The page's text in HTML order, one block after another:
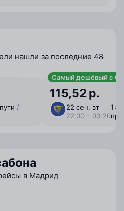
нашли за последние 48
/
Самый дешёвый с
115,52 р.
22 сен, вт
22:00 – 00:20
1 ⁠ч
в Мадрид